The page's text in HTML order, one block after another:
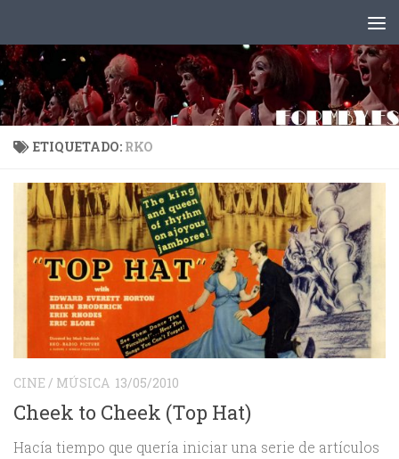
ETIQUETADO: RKO
CINE / MÚSICA 13/05/2010
Cheek to Cheek (Top Hat)
Hacía tiempo que quería iniciar una serie de artículos